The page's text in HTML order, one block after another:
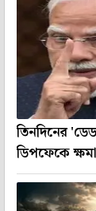
তিনদিনের
ডিপফেকে